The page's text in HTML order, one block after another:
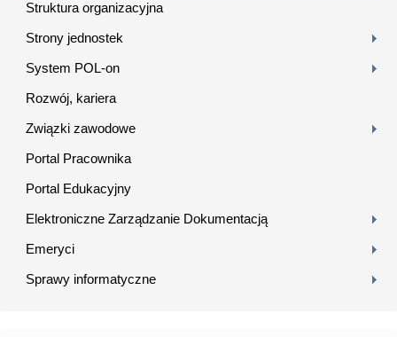
Struktura organizacyjna
Strony jednostek
System POL-on
Rozwój, kariera
Związki zawodowe
Portal Pracownika
Portal Edukacyjny
Elektroniczne Zarządzanie Dokumentacją
Emeryci
Sprawy informatyczne